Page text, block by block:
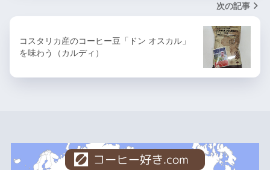
次の記事
コスタリカ産のコーヒー豆「ドン オスカル」
を味わう（カルディ）